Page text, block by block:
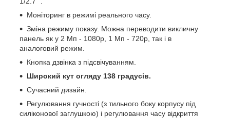
Моніторинг в режимі реального часу.
Зміна режиму показу. Можна переводити викличну
панель як у 2 Мп - 1080p, 1 Мп - 720p, так і в
аналоговий режим.
Кнопка дзвінка з підсвічуванням.
Широкий кут огляду 138 градусів.
Сучасний дизайн.
Регулювання гучності (з тильного боку корпусу під
силіконової заглушкою) і регулювання часу відкриття